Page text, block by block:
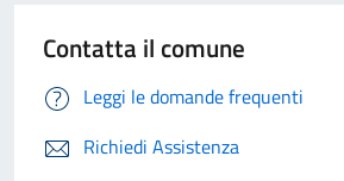
Contatta il comune
Leggi le domande frequenti
Richiedi Assistenza